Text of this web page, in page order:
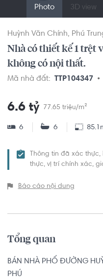
Photo 3D view
Huỳnh Văn Chính Phú
Nhà có thiết kế 1 trệt
không có nội thất.
Mã nhà đất: TTP104347
6.6 tỷ 77.65 triệu/m²
6 6
Thông tin đã xác thực,
thực, vị trí chính xác,
Báo cáo nội dung
Tổng quan
BÁN NHÀ PHỐ ĐƯỜNG
PHÚ